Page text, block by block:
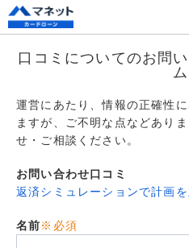
口コミについてのお問
ム
運営にあたり、情報の正確性
ますが、ご不明な点などあり
せ・ご相談ください。
お問い合わせ口コミ
返済シミュレーションで計画
名前※必須